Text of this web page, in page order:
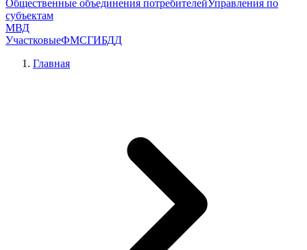
Общественные объединения потребителейУправления по
субъектам
МВД
УчастковыеФМСГИБДД
Главная